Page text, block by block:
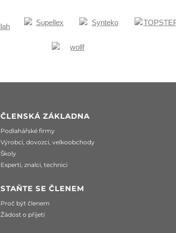
ČLENSKÁ ZÁKLADNA
Podlahářské firmy
Výrobci, dovozci, velkoobchody
Školy
Experti, znalci, technici
STAŇTE SE ČLENEM
Proč být členem
Žádost o přijetí